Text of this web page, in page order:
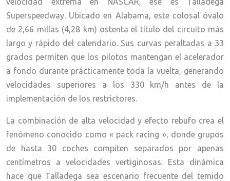
Superspeedway. Ubicado en Alabama, este colosal óvalo
de 2,66 millas (4,28 km) ostenta el título del circuito más
largo y rápido del calendario. Sus curvas peraltadas a 33
grados permiten que los pilotos mantengan el acelerador
a fondo durante prácticamente toda la vuelta, generando
velocidades superiores a los 330 km/h antes de la
implementación de los restrictores.
La combinación de alta velocidad y efecto rebufo crea el
fenómeno conocido como « pack racing », donde grupos
de hasta 30 coches compiten separados por apenas
centímetros a velocidades vertiginosas. Esta dinámica
hace que Talladega sea escenario frecuente del temido